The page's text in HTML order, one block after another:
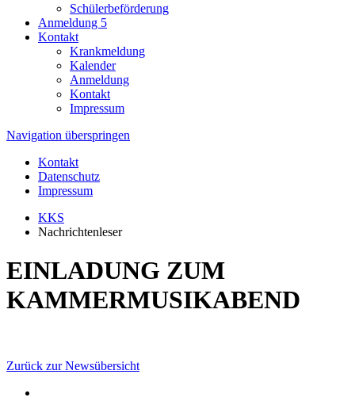
Schülerbeförderung
Anmeldung 5
Kontakt
Krankmeldung
Kalender
Anmeldung
Kontakt
Impressum
Navigation überspringen
Kontakt
Datenschutz
Impressum
KKS
Nachrichtenleser
EINLADUNG ZUM
KAMMERMUSIKABEND
Zurück zur Newsübersicht